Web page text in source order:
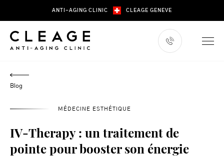
content
ANTI-AGING CLINIC CLEAGE GENEVE
Blog
MÉDECINE ESTHÉTIQUE
IV-Therapy : un traitement de
pointe pour booster son énergie